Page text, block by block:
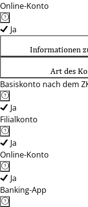
Online-Konto
Ja
Informationen
Art des
Basiskonto nach dem
Ja
Filialkonto
Ja
Online-Konto
Ja
Banking-App